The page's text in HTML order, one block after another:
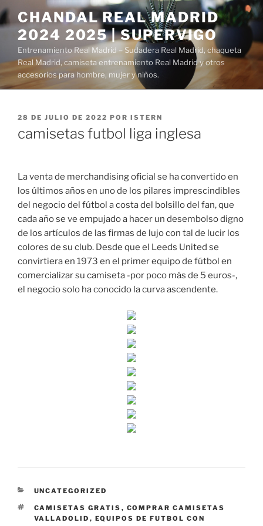
Saltar
al
contenido
CHANDAL REAL MADRID
2024 2025 | SUPERVIGO
Entrenamiento Real Madrid – Sudadera Real Madrid, chaqueta
Real Madrid, camiseta entrenamiento Real Madrid y otros
accesorios para hombre, mujer y niños.
PUBLICADO
28 DE JULIO DE 2022 POR ISTERN
camisetas futbol liga inglesa
La venta de merchandising oficial se ha convertido en
los últimos años en uno de los pilares imprescindibles
del negocio del fútbol a costa del bolsillo del fan, que
cada año se ve empujado a hacer un desembolso digno
de los artículos de las firmas de lujo con tal de lucir los
colores de su club. Desde que el Leeds United se
convirtiera en 1973 en el primer equipo de fútbol en
comercializar su camiseta -por poco más de 5 euros-,
el negocio solo ha conocido la curva ascendente.
CATEGORÍAS
UNCATEGORIZED
ETIQUETAS
CAMISETAS GRATIS , COMPRAR CAMISETAS
VALLADOLID , EQUIPOS DE FUTBOL CON